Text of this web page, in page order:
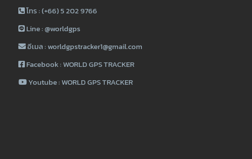
โทร : (+66) 5 202 9766
Line :@worldgps
อีเมล :worldgpstracker1@gmail.com
Facebook :WORLD GPS TRACKER
Youtube :WORLD GPS TRACKER